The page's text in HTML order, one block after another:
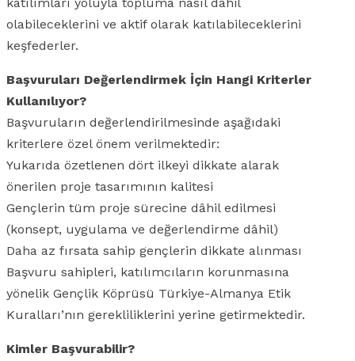
olabileceklerini ve aktif olarak katılabileceklerini
keşfederler.
Başvuruları Değerlendirmek İçin Hangi Kriterler
Kullanılıyor?
Başvuruların değerlendirilmesinde aşağıdaki
kriterlere özel önem verilmektedir:
Yukarıda özetlenen dört ilkeyi dikkate alarak
önerilen proje tasarımının kalitesi
Gençlerin tüm proje sürecine dâhil edilmesi
(konsept, uygulama ve değerlendirme dâhil)
Daha az fırsata sahip gençlerin dikkate alınması
Başvuru sahipleri, katılımcıların korunmasına
yönelik Gençlik Köprüsü Türkiye-Almanya Etik
Kuralları’nın gerekliliklerini yerine getirmektedir.
Kimler Başvurabilir?